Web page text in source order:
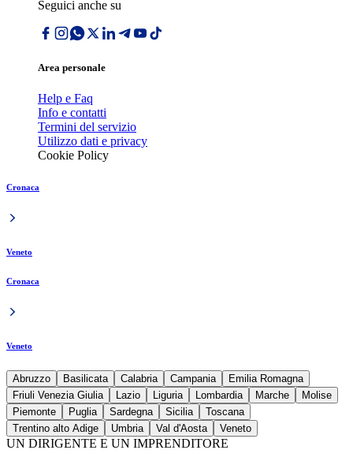
Seguici anche su
Area personale
Help e Faq
Info e contatti
Termini del servizio
Utilizzo dati e privacy
Cookie Policy
Cronaca
Veneto
Cronaca
Veneto
Abruzzo Basilicata Calabria Campania
Emilia Romagna
Friuli Venezia Giulia
Lazio Liguria Lombardia Marche
Molise
Piemonte
Puglia Sardegna Sicilia
Toscana
Trentino alto Adige
Umbria Val d'Aosta Veneto
UN DIRIGENTE E UN IMPRENDITORE